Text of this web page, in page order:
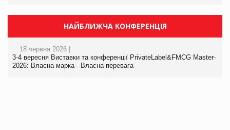
НАЙБЛИЖЧА КОНФЕРЕНЦІЯ
18 червня 2026 |
3-4 вересня Виставки та конференції PrivateLabel&FMCG Master-
2026: Власна марка - Власна перевага